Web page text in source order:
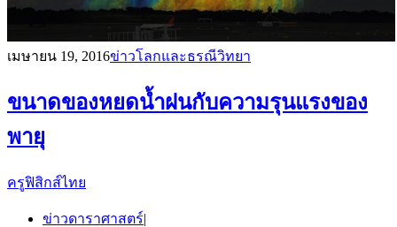
เมษายน 19, 2016ข่าวโลกและธรณีวิทยา
ขนาดของหยดน้ำฝนกับความรุนแรงของ
พายุ
ครูฟิสิกส์ไทย
ข่าวดาราศาสตร์|